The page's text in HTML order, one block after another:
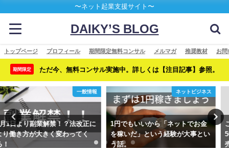
〜ネット起業支援サイト〜
DAIKY’S BLOG
トップページ プロフィール 期間限定無料コンサル メルマガ 推奨教材 お問
期間限定 ただ今、無料コンサル実施中。詳しくは【注目記事】参照。
ネットビジネス
1円でもいいから「ネットでお金
を稼いだ」という経験が大事とい
う話。
これはヤバイ！【完全無料】月利
50%を叩き出せる驚異のFX自動
売買ツールの詳細とは！？